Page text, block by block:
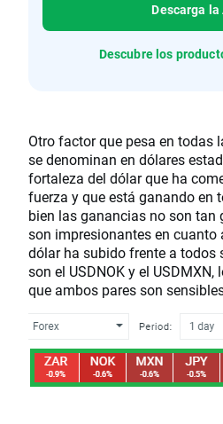
Descarga la
Descubre los
Otro factor que pesa en todas
se denominan en dólares
fortaleza del dólar que ha
fuerza y que está ganando en
bien las ganancias no son tan
son impresionantes en cuanto
dólar ha subido frente a todos
son el USDNOK y el USDMXN,
que ambos pares son